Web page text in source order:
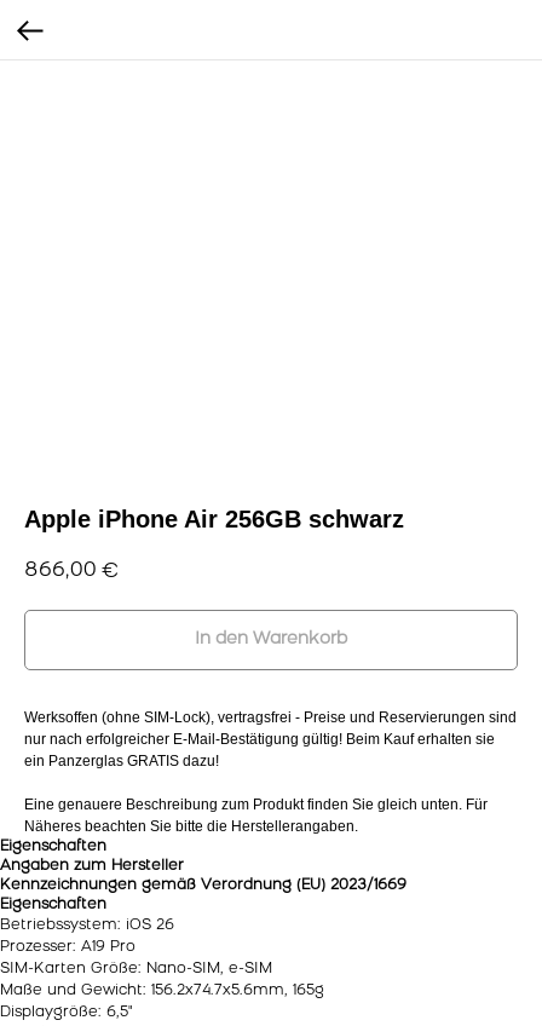
Apple iPhone Air 256GB schwarz
866,00 €
In den Warenkorb
Werksoffen (ohne SIM-Lock), vertragsfrei - Preise und Reservierungen sind
nur nach erfolgreicher E-Mail-Bestätigung gültig! Beim Kauf erhalten sie
ein Panzerglas GRATIS dazu!
Eine genauere Beschreibung zum Produkt finden Sie gleich unten. Für
Näheres beachten Sie bitte die Herstellerangaben.
Eigenschaften
Angaben zum Hersteller
Kennzeichnungen gemäß Verordnung (EU) 2023/1669
Eigenschaften
Betriebssystem: iOS 26
Prozesser: A19 Pro
SIM-Karten Größe: Nano-SIM, e-SIM
Maße und Gewicht: 156.2x74.7x5.6mm, 165g
Displaygröße: 6,5"